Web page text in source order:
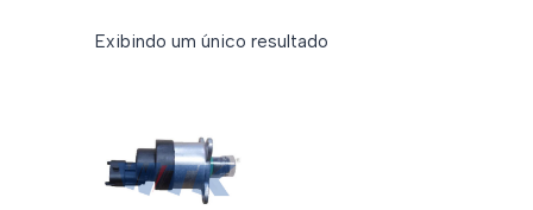
Exibindo um único resultado